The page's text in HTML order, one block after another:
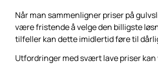
Når man sammenligner priser på
være fristende å velge den billigste
tilfeller kan dette imidlertid føre til
Utfordringer med svært lave priser